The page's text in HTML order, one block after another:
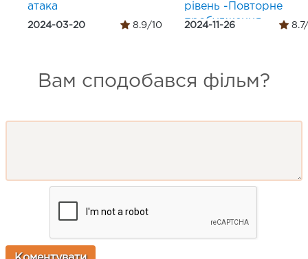
атака
2024-03-20 8.9/10
рівень -Повторне
пробудження-
2024-11-26
Вам сподобався фільм?